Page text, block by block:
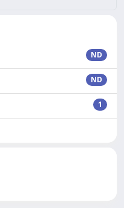
ND
ND
1